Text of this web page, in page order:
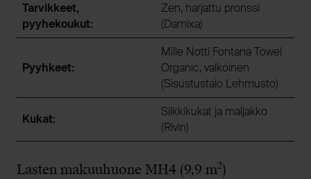
Tarvikkeet,
pyyhekoukut:
Zen, harjattu pronssi
(Damixa)
Pyyhkeet:
Mille Notti Fontana Towel
Organic, valkoinen
(Sisustustalo Lehmusto)
Kukat:
Silkkikukat ja maljakko
(Rivin)
Lasten makuuhuone MH4 (9,9 m2)